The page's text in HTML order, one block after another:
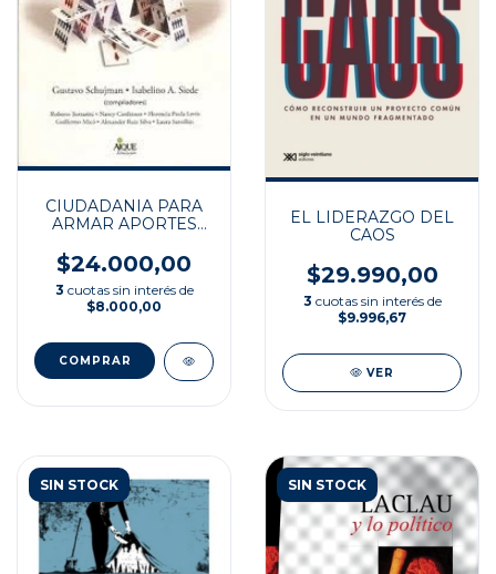
CIUDADANIA PARA
ARMAR APORTES
$24.000,00
3 cuotas sin interés de
$8.000,00
EL LIDERAZGO DEL
CAOS
$29.990,00
3 cuotas sin interés de
$9.996,67
VER
SIN STOCK SIN STOCK